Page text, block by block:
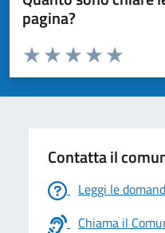
pagina?
Valuta da 1 a 5 stelle la pagina
Valuta 5
Valuta 4 stelle
Valuta 3 stelle su 5
Valuta 2 stelle su 5
Valuta 1 stelle su 5
Contatta il
Leggi le
Chiama il